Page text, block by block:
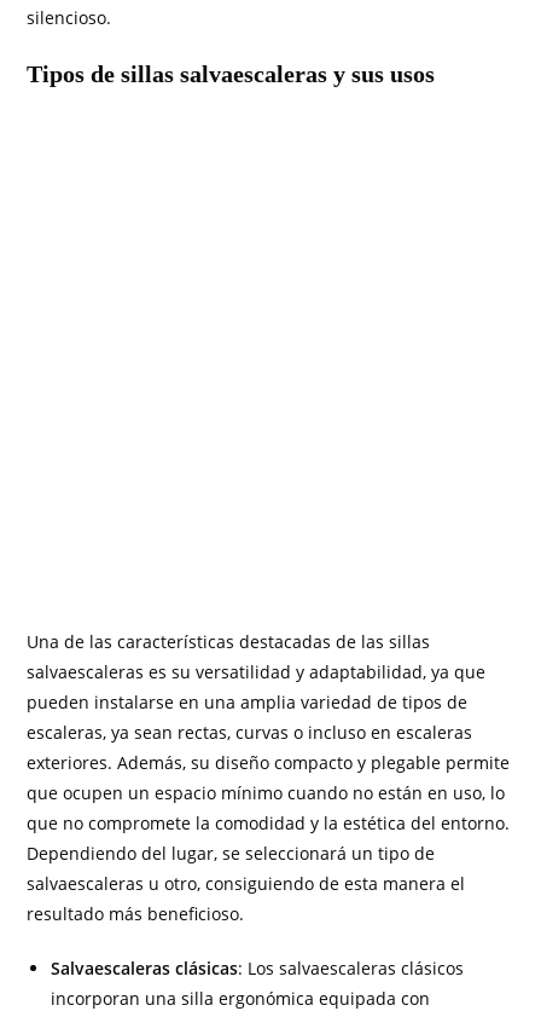
silencioso.
Tipos de sillas salvaescaleras y sus usos
Una de las características destacadas de las sillas
salvaescaleras es su versatilidad y adaptabilidad, ya que
pueden instalarse en una amplia variedad de tipos de
escaleras, ya sean rectas, curvas o incluso en escaleras
exteriores. Además, su diseño compacto y plegable permite
que ocupen un espacio mínimo cuando no están en uso, lo
que no compromete la comodidad y la estética del entorno.
Dependiendo del lugar, se seleccionará un tipo de
salvaescaleras u otro, consiguiendo de esta manera el
resultado más beneficioso.
Salvaescaleras clásicas: Los salvaescaleras clásicos
incorporan una silla ergonómica equipada con